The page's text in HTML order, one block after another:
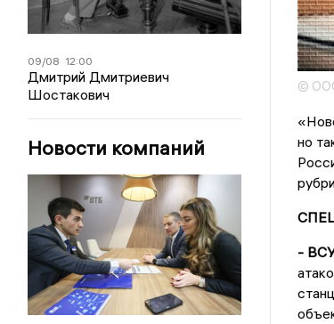
09/08 12:00
Дмитрий Дмитриевич
Шостакович
Новости компаний
©
но
- ВСУ